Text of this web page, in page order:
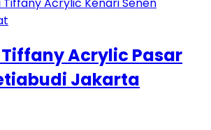
Tiffany Acrylic Pasar
Jakarta